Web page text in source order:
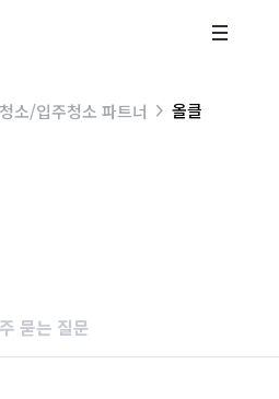
소/입주청소 파트너 올클
묻는 질문